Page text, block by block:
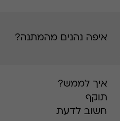
איפה נהנים מהמתנה?
איך לממש?
תוקף
חשוב לדעת